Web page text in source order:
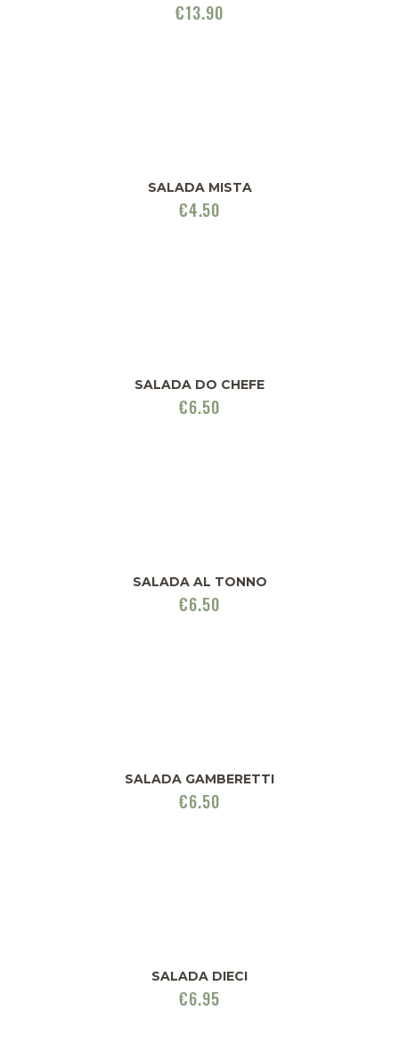
€13.90
SALADA MISTA
€4.50
SALADA DO CHEFE
€6.50
SALADA AL TONNO
€6.50
SALADA GAMBERETTI
€6.50
SALADA DIECI
€6.95